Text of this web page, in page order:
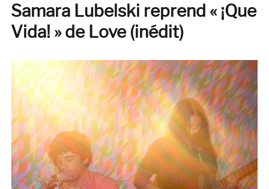
la
poussière
(Microcultures)
L’effet
whaou
des
zones
côtières
(Rouge-
déclic)
/
Da
Capo,
Samara Lubelski reprend « ¡Que
Vida! » de Love (inédit)